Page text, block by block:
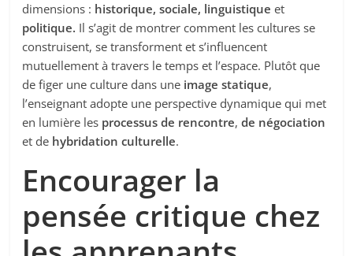
dimensions : historique, sociale, linguistique et
politique. Il s’agit de montrer comment les cultures se
construisent, se transforment et s’influencent
mutuellement à travers le temps et l’espace. Plutôt que
de figer une culture dans une image statique,
l’enseignant adopte une perspective dynamique qui met
en lumière les processus de rencontre,de négociation
et de hybridation culturelle.
Encourager la
pensée critique chez